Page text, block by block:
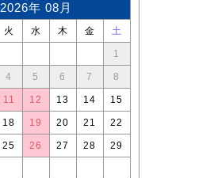
2026年 08月
火 水 木 金 土
1
4 5 6 7 8
11 12 13 14 15
18 19 20 21 22
25 26 27 28 29